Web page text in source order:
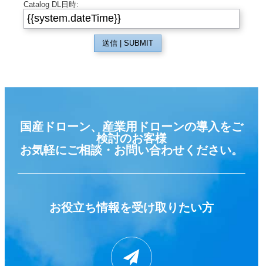
Catalog DL日時:
送信 | SUBMIT
国産ドローン、産業用ドローンの導入をご
検討のお客様
お気軽にご相談・お問い合わせください。
お役立ち情報を受け取りたい方